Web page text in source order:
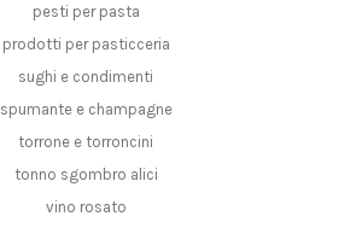
pesti per pasta
prodotti per pasticceria
sughi e condimenti
spumante e champagne
torrone e torroncini
tonno sgombro alici
vino rosato